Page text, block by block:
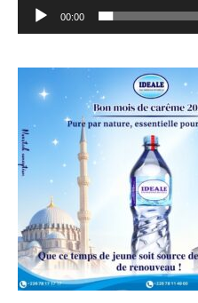
00:00